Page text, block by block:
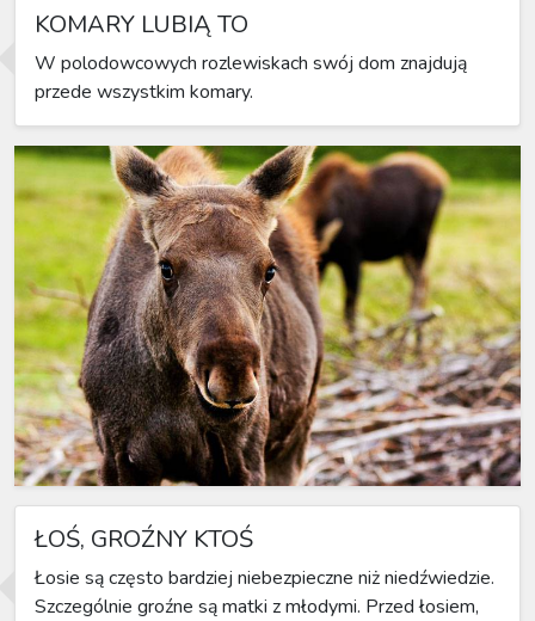
KOMARY LUBIĄ TO
W polodowcowych rozlewiskach swój dom znajdują
przede wszystkim komary.
ŁOŚ, GROŹNY KTOŚ
Łosie są często bardziej niebezpieczne niż niedźwiedzie.
Szczególnie groźne są matki z młodymi. Przed łosiem,